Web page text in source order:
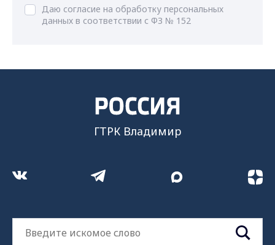
Даю согласие на обработку персональных
данных в соответствии с ФЗ № 152
ГТРК Владимир